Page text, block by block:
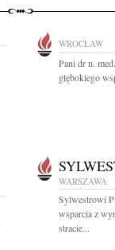
WROCŁAW
Pani dr n.
głębokiego
WARSZAWA
Sylwestrowi
wsparcia z
stracie...